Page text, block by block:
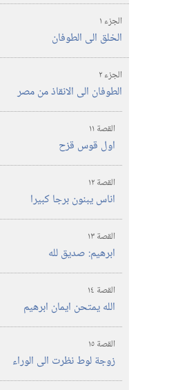
الجزء ١
الخلق الى الطوفان
الجزء ٢
الطوفان الى الانقاذ من مصر
القصة ١١
اول قوس قزح
القصة ١٢
اناس يبنون برجا كبيرا
القصة ١٣
ابرهيم:‏ صديق لله
القصة ١٤
الله يمتحن ايمان ابرهيم
القصة ١٥
زوجة لوط نظرت الى الوراء